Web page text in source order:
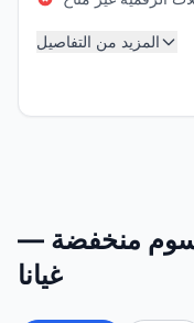
المزيد من التفاصيل
رسوم منخفضة —
غيانا